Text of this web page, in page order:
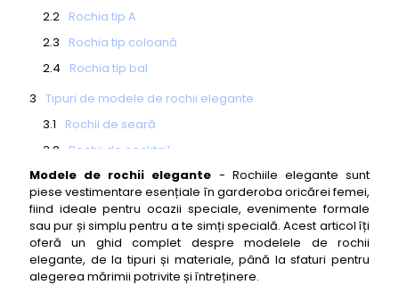
Rochia tip A
Rochia tip coloană
Rochia tip bal
Tipuri de modele de rochii elegante
Rochii de seară
Rochii de cocktail
Rochii de ocazie
Rezistența rochiilor elegante
Unde se fac cele mai bune rochii elegante
Mărci principale de rochii elegante
De ce trebuie să ții cont când cumperi o rochie
Modele de rochii elegante - Rochiile elegante sunt
piese vestimentare esențiale în garderoba oricărei femei,
fiind ideale pentru ocazii speciale, evenimente formale
sau pur și simplu pentru a te simți specială. Acest articol îți
oferă un ghid complet despre modelele de rochii
elegante, de la tipuri și materiale, până la sfaturi pentru
alegerea mărimii potrivite și întreținere.